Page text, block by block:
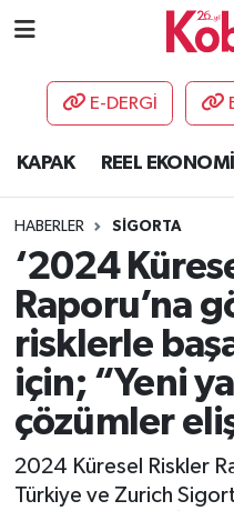
E-DERGİ
KAPAK REEL
HABERLER SİGORTA
‘2024
Raporu’na
risklerle
için; “Yeni
çözümler
2024 Küresel Riskler
Türkiye ve Zurich
AKADEMİ
DESTEK-TEŞVİK
ETKİNLİK
GÜNCEL
HABERLER
KAPAK